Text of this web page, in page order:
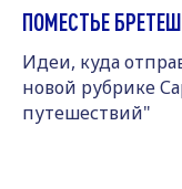
ПОМЕСТЬЕ БРЕТЕШ
Идеи, куда
новой рубрике
путешествий"